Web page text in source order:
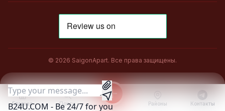
© 2026 SaigonApart. Все права защищены.
Главная Поиск Районы Контакты